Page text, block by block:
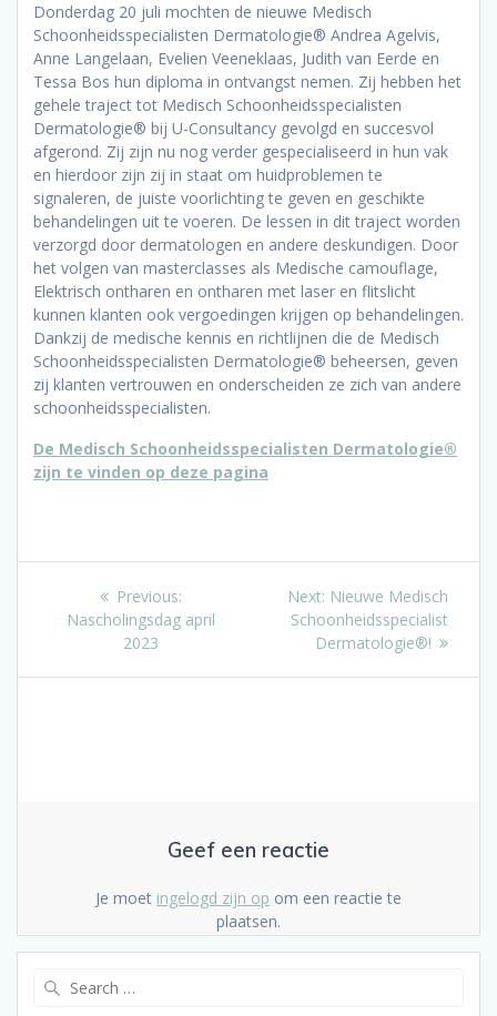
Donderdag 20 juli mochten de nieuwe Medisch
Schoonheidsspecialisten Dermatologie® Andrea Agelvis,
Anne Langelaan, Evelien Veeneklaas, Judith van Eerde en
Tessa Bos hun diploma in ontvangst nemen. Zij hebben het
gehele traject tot Medisch Schoonheidsspecialisten
Dermatologie® bij U-Consultancy gevolgd en succesvol
afgerond. Zij zijn nu nog verder gespecialiseerd in hun vak
en hierdoor zijn zij in staat om huidproblemen te
signaleren, de juiste voorlichting te geven en geschikte
behandelingen uit te voeren. De lessen in dit traject worden
verzorgd door dermatologen en andere deskundigen. Door
het volgen van masterclasses als Medische camouflage,
Elektrisch ontharen en ontharen met laser en flitslicht
kunnen klanten ook vergoedingen krijgen op behandelingen.
Dankzij de medische kennis en richtlijnen die de Medisch
Schoonheidsspecialisten Dermatologie® beheersen, geven
zij klanten vertrouwen en onderscheiden ze zich van andere
schoonheidsspecialisten.
De Medisch Schoonheidsspecialisten Dermatologie®
zijn te vinden op deze pagina
navigatie
Previous:Previous
post:
Nascholingsdag april
2023
Next: Next
post:
Nieuwe Medisch
Schoonheidsspecialist
Dermatologie®!
Geef een reactie
Je moet ingelogd zijn op om een reactie te
plaatsen.